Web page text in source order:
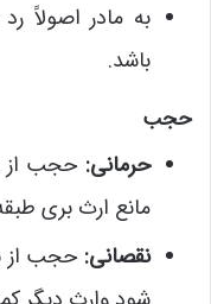
به مادر اصولاً
باشد.
حجب
حرمانی: حجب از
مانع ارث بری
نقصانی: حجب از